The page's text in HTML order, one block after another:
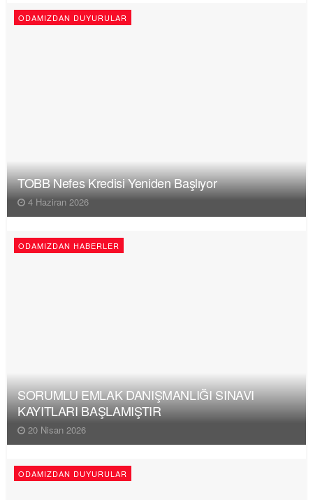
ODAMIZDAN DUYURULAR
TOBB Nefes Kredisi Yeniden Başlıyor
4 Haziran 2026
ODAMIZDAN HABERLER
SORUMLU EMLAK DANIŞMANLIĞI SINAVI
KAYITLARI BAŞLAMIŞTIR
20 Nisan 2026
ODAMIZDAN DUYURULAR